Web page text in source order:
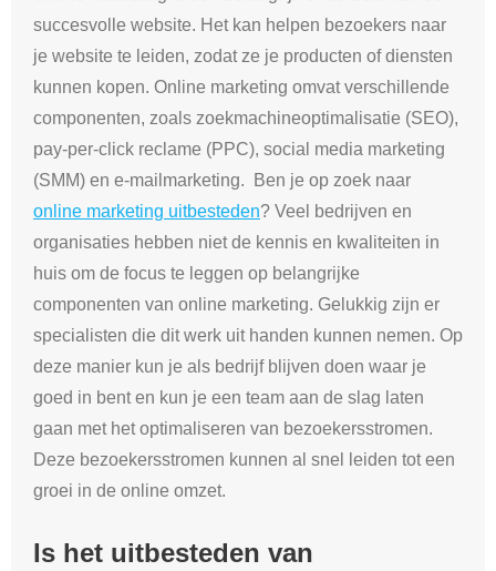
succesvolle website. Het kan helpen bezoekers naar
je website te leiden, zodat ze je producten of diensten
kunnen kopen. Online marketing omvat verschillende
componenten, zoals zoekmachineoptimalisatie (SEO),
pay-per-click reclame (PPC), social media marketing
(SMM) en e-mailmarketing. Ben je op zoek naar
online marketing uitbesteden? Veel bedrijven en
organisaties hebben niet de kennis en kwaliteiten in
huis om de focus te leggen op belangrijke
componenten van online marketing. Gelukkig zijn er
specialisten die dit werk uit handen kunnen nemen. Op
deze manier kun je als bedrijf blijven doen waar je
goed in bent en kun je een team aan de slag laten
gaan met het optimaliseren van bezoekersstromen.
Deze bezoekersstromen kunnen al snel leiden tot een
groei in de online omzet.
Is het uitbesteden van